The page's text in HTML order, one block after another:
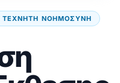
ΤΕΧΝΗΤΉ ΝΟΗΜΟΣΎΝΗ